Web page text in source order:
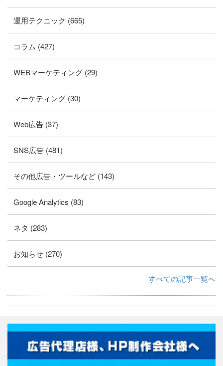
運用テクニック (665)
コラム (427)
WEBマーケティング (29)
マーケティング (30)
Web広告 (37)
SNS広告 (481)
その他広告・ツールなど (143)
Google Analytics (83)
ネタ (283)
お知らせ (270)
すべての記事一覧へ